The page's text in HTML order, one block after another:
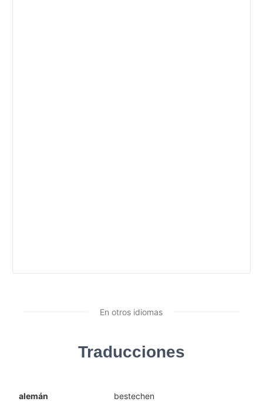
En otros idiomas
Traducciones
alemán bestechen